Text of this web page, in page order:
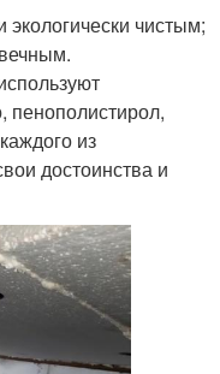
чистым;
пенополистирол,
из
достоинства и